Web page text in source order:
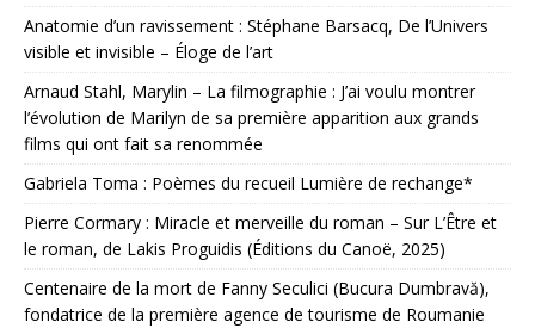
Anatomie d’un ravissement : Stéphane Barsacq, De l’Univers
visible et invisible – Éloge de l’art
Arnaud Stahl, Marylin – La filmographie : J’ai voulu montrer
l’évolution de Marilyn de sa première apparition aux grands
films qui ont fait sa renommée
Gabriela Toma : Poèmes du recueil Lumière de rechange*
Pierre Cormary : Miracle et merveille du roman – Sur L’Être et
le roman, de Lakis Proguidis (Éditions du Canoë, 2025)
Centenaire de la mort de Fanny Seculici (Bucura Dumbravă),
fondatrice de la première agence de tourisme de Roumanie